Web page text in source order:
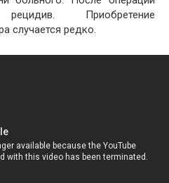
Приобретение
случается редко.